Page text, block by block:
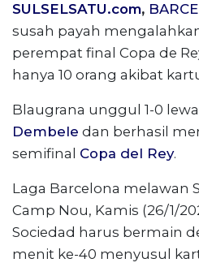
SULSELSATU.com,
susah payah
perempat final Copa de
hanya 10 orang akibat
Blaugrana unggul 1-0
Dembele dan berhasil
semifinal Copa del Rey.
Laga Barcelona melawan
Camp Nou, Kamis (26/1/
Sociedad harus bermain
menit ke-40 menyusul